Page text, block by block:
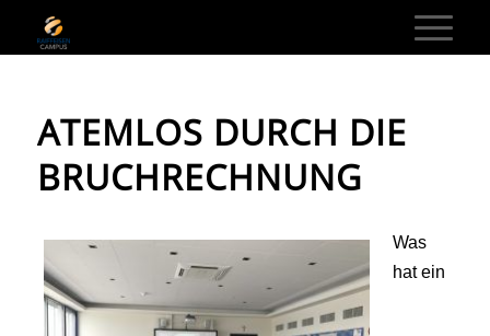
ATEMLOS DURCH DIE
BRUCHRECHNUNG
Was
hat ein